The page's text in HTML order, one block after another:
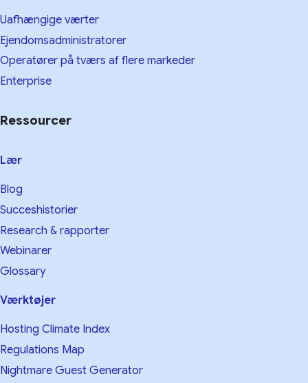
Uafhængige værter
Ejendomsadministratorer
Operatører på tværs af flere markeder
Enterprise
Ressourcer
Lær
Blog
Succeshistorier
Research & rapporter
Webinarer
Glossary
Værktøjer
Hosting Climate Index
Regulations Map
Nightmare Guest Generator